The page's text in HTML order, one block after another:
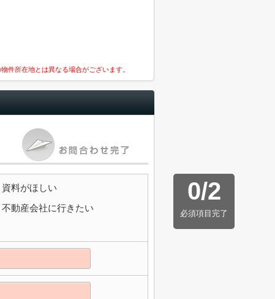
件所在地とは異なる場合がございます。
0/2
必須項目完了
資料がほしい
不動産会社に行きたい